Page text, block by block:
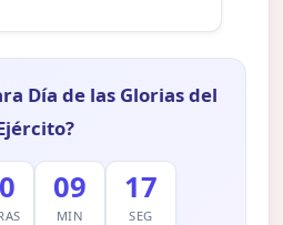
Día de las Glorias del
09
MIN
16
SEG